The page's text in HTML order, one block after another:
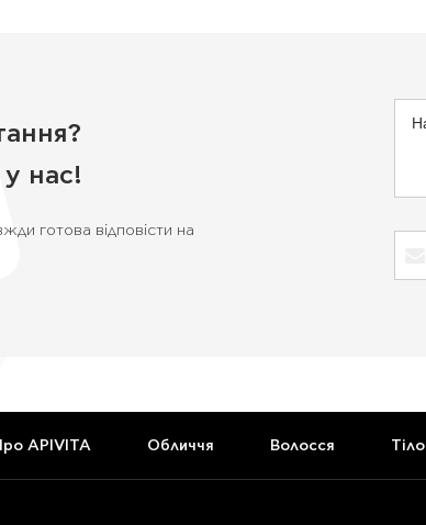
нас!
готова відповісти на
APIVITA Обличчя Волосся Тіло